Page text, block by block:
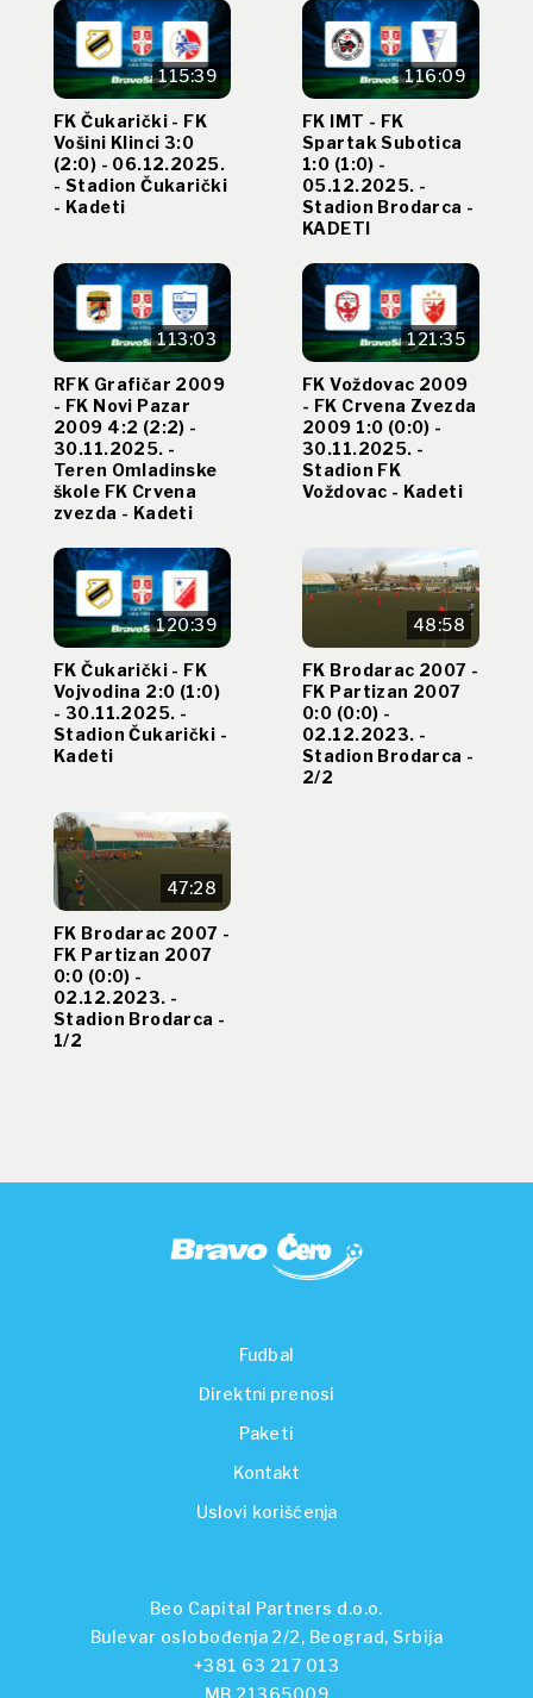
115:39
FK Čukarički - FK
Vošini Klinci 3:0
(2:0) - 06.12.2025.
- Stadion Čukarički
- Kadeti
116:09
FK IMT - FK
Spartak Subotica
1:0 (1:0) -
05.12.2025. -
Stadion Brodarca -
KADETI
113:03
RFK Grafičar 2009
- FK Novi Pazar
2009 4:2 (2:2) -
30.11.2025. -
Teren Omladinske
škole FK Crvena
zvezda - Kadeti
121:35
FK Voždovac 2009
- FK Crvena Zvezda
2009 1:0 (0:0) -
30.11.2025. -
Stadion FK
Voždovac - Kadeti
120:39
FK Čukarički - FK
Vojvodina 2:0 (1:0)
- 30.11.2025. -
Stadion Čukarički -
Kadeti
48:58
FK Brodarac 2007 -
FK Partizan 2007
0:0 (0:0) -
02.12.2023. -
Stadion Brodarca -
2/2
47:28
FK Brodarac 2007 -
FK Partizan 2007
0:0 (0:0) -
02.12.2023. -
Stadion Brodarca -
1/2
Fudbal
Direktni prenosi
Paketi
Kontakt
Uslovi korišćenja
Beo Capital Partners d.o.o.
Bulevar oslobođenja 2/2, Beograd, Srbija
+381 63 217 013
MB 21365009